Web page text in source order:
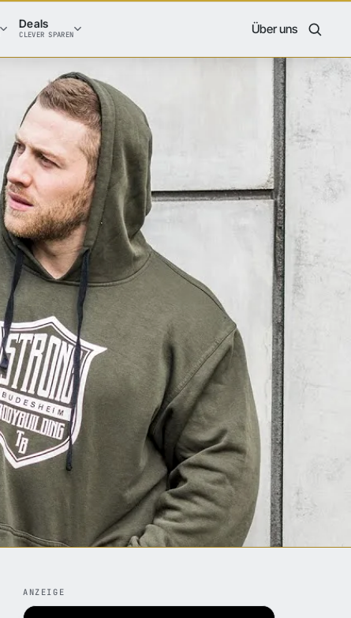
Deals
CLEVER SPAREN Über uns
ANZEIGE